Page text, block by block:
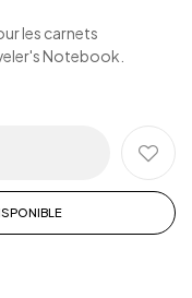
les carnets
Notebook.